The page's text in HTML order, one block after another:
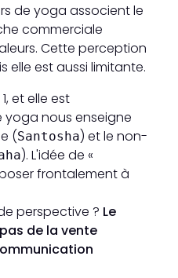
de yoga associent le
commerciale
Cette perception
elle est aussi limitante.
et elle est
yoga nous enseigne
(Santosha) et le non-
). L'idée de «
frontalement à
perspective ? Le
de la vente